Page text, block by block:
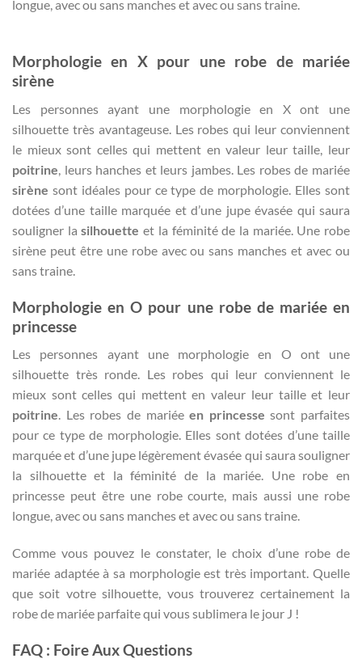
longue, avec ou sans manches et avec ou sans traine.
Morphologie en X pour une robe de mariée
sirène
Les personnes ayant une morphologie en X ont une
silhouette très avantageuse. Les robes qui leur conviennent
le mieux sont celles qui mettent en valeur leur taille, leur
poitrine , leurs hanches et leurs jambes. Les robes de mariée
sirène sont idéales pour ce type de morphologie. Elles sont
dotées d’une taille marquée et d’une jupe évasée qui saura
souligner lasilhouette et la féminité de la mariée. Une robe
sirène peut être une robe avec ou sans manches et avec ou
sans traine.
Morphologie en O pour une robe de mariée en
princesse
Les personnes ayant une morphologie en O ont une
silhouette très ronde. Les robes qui leur conviennent le
mieux sont celles qui mettent en valeur leur taille et leur
poitrine. Les robes de mariéeen princesse sont parfaites
pour ce type de morphologie. Elles sont dotées d’une taille
marquée et d’une jupe légèrement évasée qui saura souligner
la silhouette et la féminité de la mariée. Une robe en
princesse peut être une robe courte, mais aussi une robe
longue, avec ou sans manches et avec ou sans traine.
Comme vous pouvez le constater, le choix d’une robe de
mariée adaptée à sa morphologie est très important. Quelle
que soit votre silhouette, vous trouverez certainement la
robe de mariée parfaite qui vous sublimera le jour J !
FAQ : Foire Aux Questions